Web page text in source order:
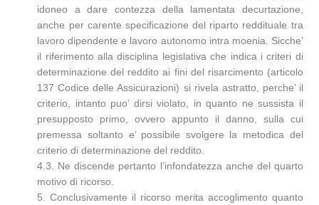
idoneo a dare contezza della lamentata decurtazione,
anche per carente specificazione del riparto reddituale tra
lavoro dipendente e lavoro autonomo intra moenia. Sicche’
il riferimento alla disciplina legislativa che indica i criteri di
determinazione del reddito ai fini del risarcimento (articolo
137 Codice delle Assicurazioni) si rivela astratto, perche’ il
criterio, intanto puo’ dirsi violato, in quanto ne sussista il
presupposto primo, ovvero appunto il danno, sulla cui
premessa soltanto e’ possibile svolgere la metodica del
criterio di determinazione del reddito.
4.3. Ne discende pertanto l’infondatezza anche del quarto
motivo di ricorso.
5. Conclusivamente il ricorso merita accoglimento quanto